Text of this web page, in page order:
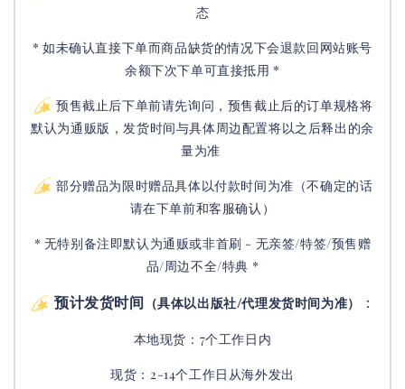
态
* 如未确认直接下单而商品缺货的情况下会退款回网站账号
余额下次下单可直接抵用 *
预售截止后下单前请先询问，预售截止后的订单规格将
默认为通贩版，发货时间与具体周边配置将以之后释出的余
量为准
部分赠品为限时赠品具体以付款时间为准（不确定的话
请在下单前和客服确认）
* 无特别备注即默认为通贩或非首刷 - 无亲签/特签/预售赠
品/周边不全/特典 *
预计发货时间 （具体以出版社/代理发货时间为准） ：
本地现货：7个工作日内
现货：2-14个工作日从海外发出